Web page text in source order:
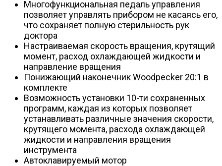
Многофункциональная педаль управления
позволяет управлять прибором не касаясь его,
что сохраняет полную стерильность рук
доктора
Настраиваемая скорость вращения, крутящий
момент, расход охлаждающей жидкости и
направление вращения
Понижающий наконечник Woodpecker 20:1 в
комплекте
Возможность установки 10-ти сохраненных
программ, каждая из которых позволяет
устанавливать различные значения скорости,
крутящего момента, расхода охлаждающей
жидкости и направления вращения
инструмента
Автоклавируемый мотор